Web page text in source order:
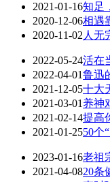
2021-01-16知足
2020-12-06相遇
2020-11-02 人无
2022-05-24活在
2022-04-01鲁迅
2021-12-05十大
2021-03-01 养神
2021-02-14提高
2021-01-2550个
2023-01-16老祖
2021-04-0820条